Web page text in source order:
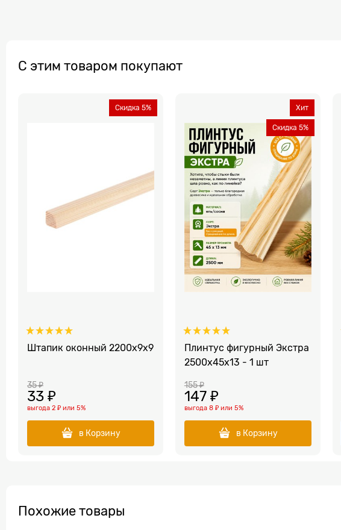
С этим товаром покупают
Штапик оконный 2200x9x9
Скидка 5%
35 ₽
33 ₽
выгода 2 ₽ или 5%
в Корзину
Плинтус фигурный Экстра
2500x45х13 - 1 шт
Хит
Скидка 5%
155 ₽
147 ₽
выгода 8 ₽или 5%
в Корзину
Похожие товары